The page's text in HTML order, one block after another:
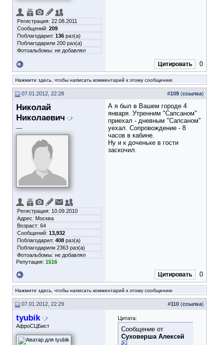
Регистрация: 22.08.2011
Сообщений: 209
Поблагодарил: 136 раз(а)
Поблагодарили 200 раз(а)
Фотоальбомы: не добавлял
Цитировать 0
Нажмите здесь, чтобы написать комментарий к этому сообщению
07.01.2012, 22:28 #109 (ссылка)
Николай
Николаевич
Регистрация: 10.09.2010
Адрес: Москва
Возраст: 64
Сообщений: 13,932
Поблагодарил: 408 раз(а)
Поблагодарили 2363 раз(а)
Фотоальбомы: не добавлял
Репутация: 1516
А я был в Вашем городе 4
января. Утренним "Сапсаном"
приехал - дневным "Сапсаном"
уехал. Сопровождение - 8
часов в кабине.
Ну и к доченьке в гости
заскочил.
Цитировать 0
Нажмите здесь, чтобы написать комментарий к этому сообщению
07.01.2012, 22:29 #110 (ссылка)
tyubik
АфроСЦБист
Цитата:
Сообщение от
Суховерша Алексей